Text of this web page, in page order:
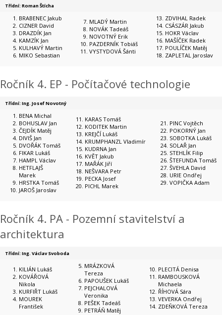
Třídní: Roman Štícha
BRABENEC Jakub
CIZNER David
DRAZDÍK Jan
KAMZÍK Jan
KULHAVÝ Martin
MIKO Sebastian
MLADÝ Martin
NOVÁK Tadeáš
NOVOTNÝ Erik
PAZDERNÍK Tobiáš
VYSTYDOVÁ Šánti
ZDVIHAL Radek
CSÁSZÁR Jakub
HOKR Václav
MAŠÍČEK Radek
POULÍČEK Matěj
ZAPLETAL Jaroslav
Ročník 4. EP - Počítačové technologie
Třídní: Ing. Josef Novotný
BENA Michal
BOHUSLAV Jan
ČEJDÍK Matěj
DIVIŠ Jan
DVOŘÁK Tomáš
FIKAR Lukáš
HAMPL Václav
HETFLAJŠ
Marek
HRSTKA Tomáš
JAROŠ Jaroslav
KARAS Tomáš
KODITEK Martin
KREJČÍ Lukáš
KRUMPHANZL Vladimír
KUDRNA Jan
KVĚT Jakub
MAŘÁK Jiří
NEŠVARA Petr
PECKA Josef
PICHL Marek
PINC Vojtěch
POKORNÝ Jan
SOBOTKA Lukáš
SOLAŘ Jan
STEHLÍK Filip
ŠTEFUNDA Tomáš
ŠVEHLA David
URIE Ondřej
VOPIČKA Adam
Ročník 4. PA - Pozemní stavitelství a
architektura
Třídní: Ing. Václav Svoboda
KILIÁN Lukáš
KOVÁŘOVÁ
Nikola
KURFIŘT Lukáš
MOUREK
František
MRÁZKOVÁ
Tereza
PAPOUŠEK Lukáš
PEJCHALOVÁ
Veronika
PEŠEK Tadeáš
PETRÁŇ Matěj
PLECITÁ Denisa
RAMBOUSKOVÁ
Michaela
ŘÍHOVÁ Sára
VEVERKA Ondřej
ZDEŇKOVÁ Tereza